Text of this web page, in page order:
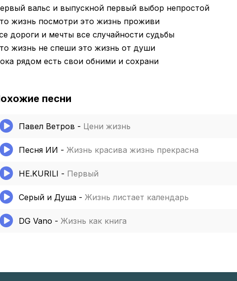
вальс и выпускной первый выбор непростой
жизнь посмотри это жизнь проживи
дороги и мечты все случайности судьбы
жизнь не спеши это жизнь от души
рядом есть свои обними и сохрани
песни
Павел Ветров - Цени жизнь
Песня ИИ - Жизнь красива жизнь прекрасна
НЕ.KURILI - Первый
Серый и Душа - Жизнь листает календарь
DG Vano - Жизнь как книга